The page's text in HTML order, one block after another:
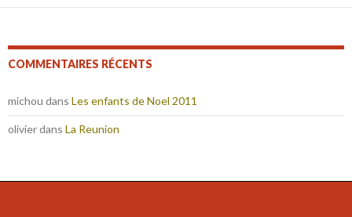
COMMENTAIRES RÉCENTS
michou dans Les enfants de Noel 2011
olivierdans La Reunion